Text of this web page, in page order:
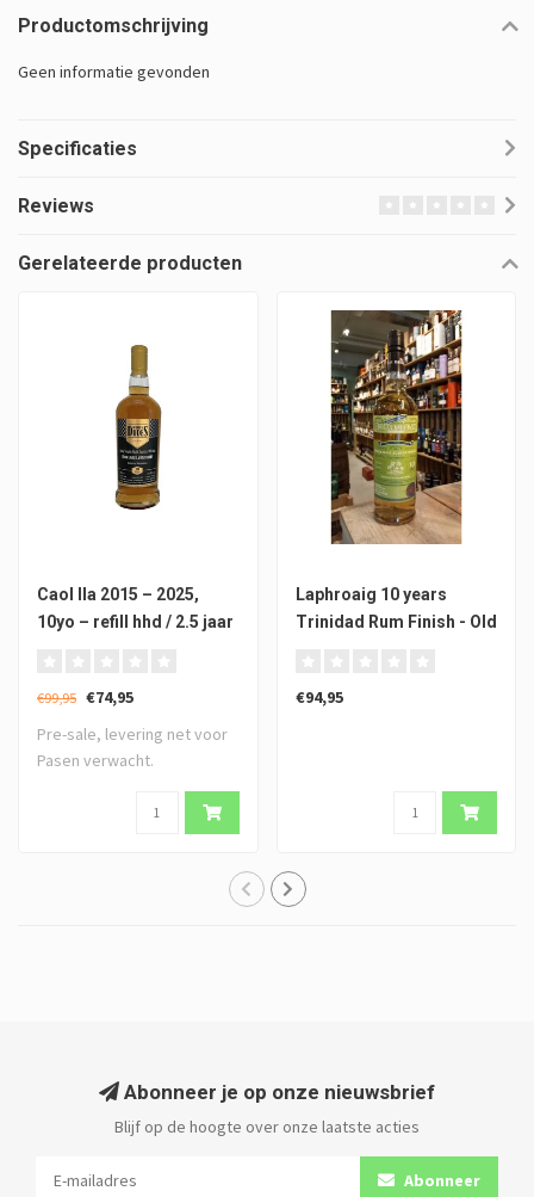
Productomschrijving
Geen informatie gevonden
Specificaties
Reviews
Gerelateerde producten
Caol Ila 2015 – 2025,
10yo – refill hhd / 2.5 jaar
€99,95 €74,95
Pre-sale, levering net voor
Pasen verwacht.
Laphroaig 10 years
Trinidad Rum Finish - Old
€94,95
Abonneer je op onze nieuwsbrief
Blijf op de hoogte over onze laatste acties
Abonneer